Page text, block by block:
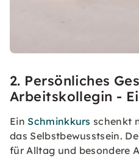
2. Persönliches
Arbeitskollegin -
Ein Schminkkurs schenkt
das Selbstbewusstsein.
für Alltag und besondere